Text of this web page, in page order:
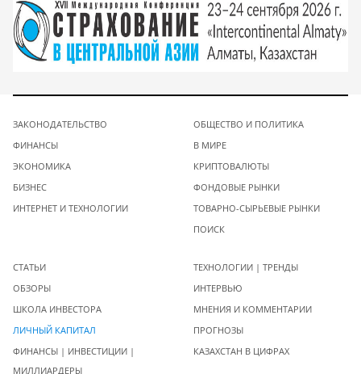
ЗАКОНОДАТЕЛЬСТВО
ФИНАНСЫ
ЭКОНОМИКА
БИЗНЕС
ИНТЕРНЕТ И ТЕХНОЛОГИИ
ОБЩЕСТВО И ПОЛИТИКА
В МИРЕ
КРИПТОВАЛЮТЫ
ФОНДОВЫЕ РЫНКИ
ТОВАРНО-СЫРЬЕВЫЕ РЫНКИ
ПОИСК
СТАТЬИ
ОБЗОРЫ
ШКОЛА ИНВЕСТОРА
ЛИЧНЫЙ КАПИТАЛ
ФИНАНСЫ | ИНВЕСТИЦИИ |
МИЛЛИАРДЕРЫ
ТЕХНОЛОГИИ | ТРЕНДЫ
ИНТЕРВЬЮ
МНЕНИЯ И КОММЕНТАРИИ
ПРОГНОЗЫ
КАЗАХСТАН В ЦИФРАХ